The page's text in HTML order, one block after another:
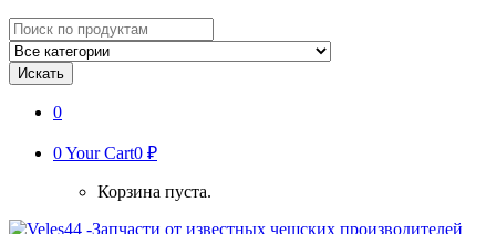
Search
for:
Искать
0
0Your Cart0 ₽
Корзина пуста.